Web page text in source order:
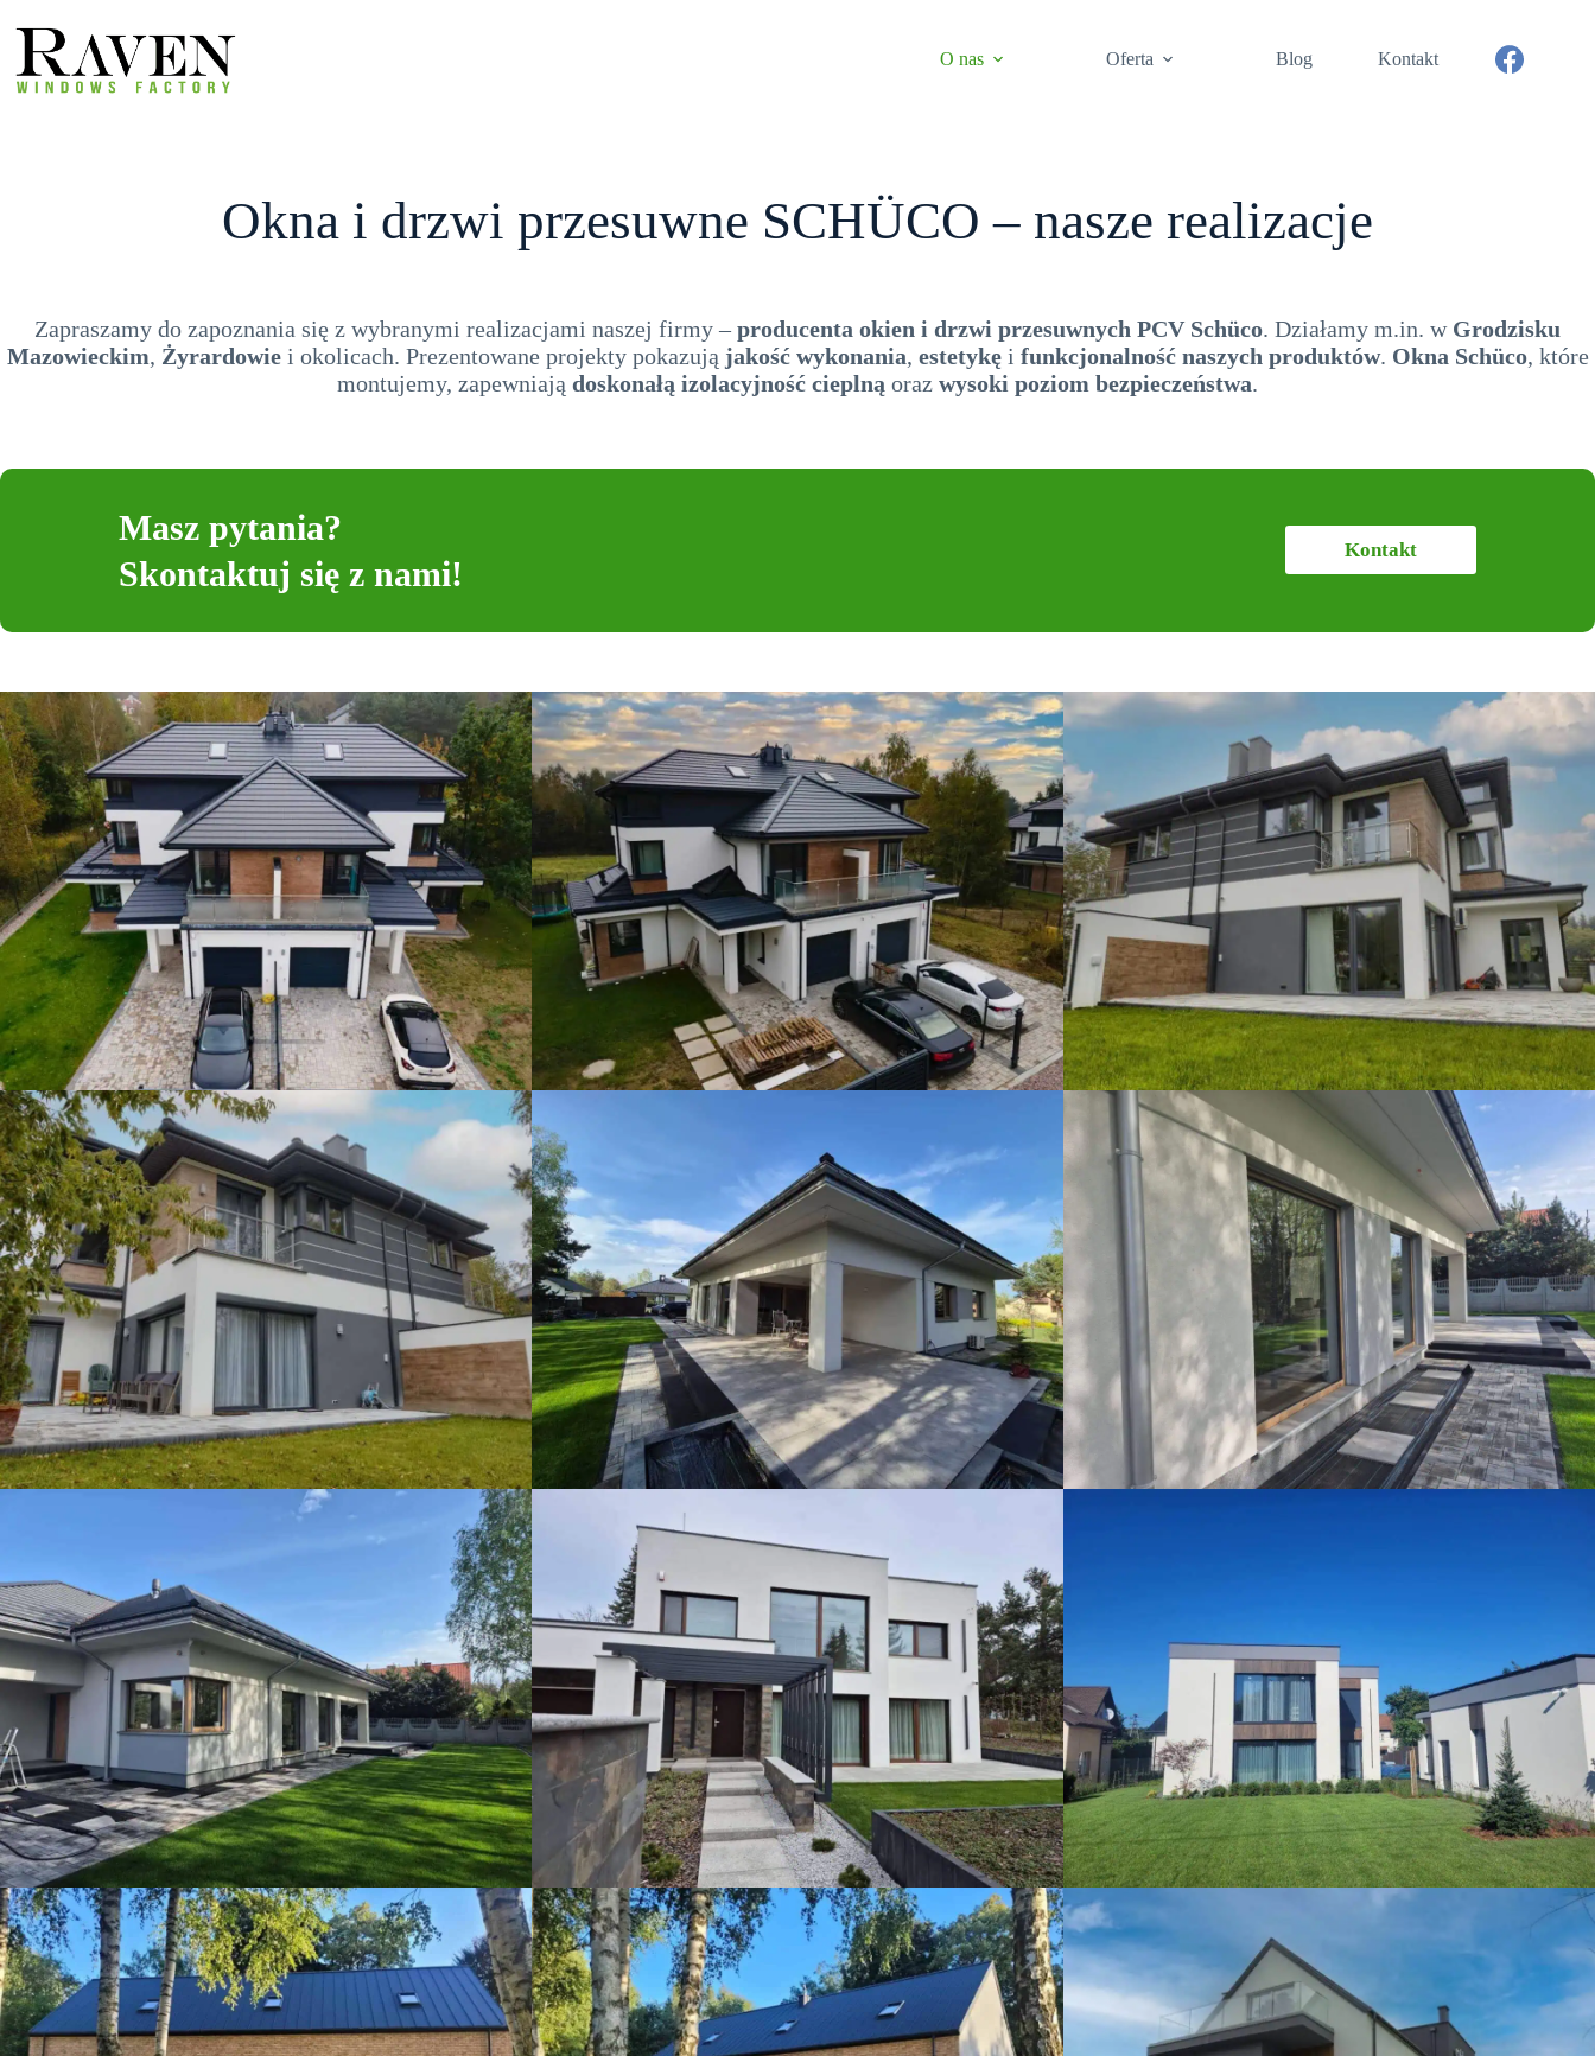
do
treści
O nas Oferta Blog Kontakt
Okna i drzwi przesuwne SCHÜCO – nasze realizacje
Zapraszamy do zapoznania się z wybranymi realizacjami naszej firmy –producenta okien i drzwi przesuwnych PCV Schüco. Działamy m.in. w Grodzisku
Mazowieckim, Żyrardowiei okolicach. Prezentowane projekty pokazują jakość wykonania, estetykęi funkcjonalność naszych produktów. Okna Schüco, które
montujemy, zapewniają doskonałą izolacyjność cieplną oraz wysoki poziom bezpieczeństwa.
Masz pytania?
Skontaktuj się z nami!
Kontakt